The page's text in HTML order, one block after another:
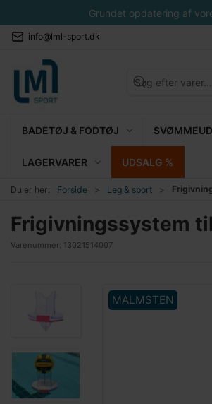
Grundet opdatering af
info@lml-sport.dk
BADETØJ & FODTØJ
LAGERVARER UDSALG %
Du er her: Forside Leg & sport
Frigivningssystem
Varenummer: 13021514007
MALMSTEN